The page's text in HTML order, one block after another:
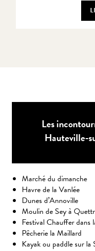
Les
Hauteville-
Marché du dimanche
Havre de la Vanlée
Dunes d’Annoville
Moulin de Sey à
Festival Chauffer dans
Pêcherie la Maillard
Kayak ou paddle sur la